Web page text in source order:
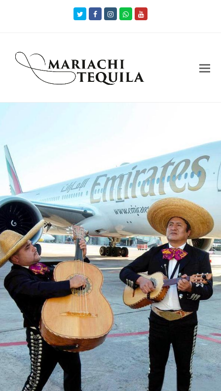
Twitter FacebookInstagramWhatsapp